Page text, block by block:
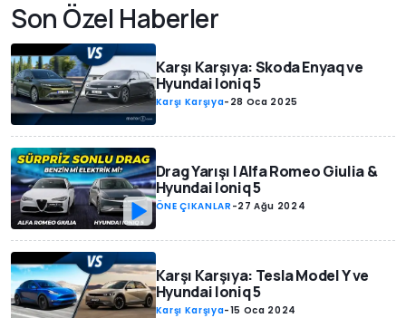
Son Özel Haberler
Karşı Karşıya: Skoda Enyaq ve
Hyundai Ioniq 5
Karşı Karşıya- 28 Oca 2025
Drag Yarışı | Alfa Romeo Giulia &
Hyundai Ioniq 5
ÖNE ÇIKANLAR -27 Ağu 2024
Karşı Karşıya: Tesla Model Y ve
Hyundai Ioniq 5
Karşı Karşıya-15 Oca 2024